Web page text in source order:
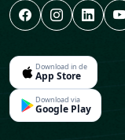
Download in de
App Store
Download via
Google Play